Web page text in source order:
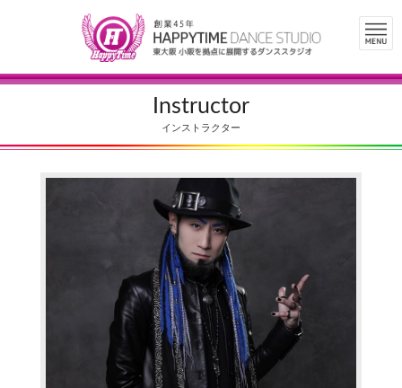
Instructor
インストラクター